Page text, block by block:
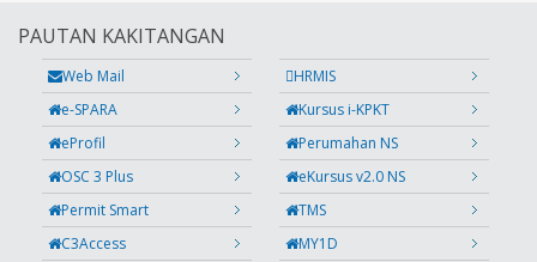
PAUTAN KAKITANGAN
Web Mail
HRMIS
e-SPARA
Kursus i-KPKT
eProfil
Perumahan NS
OSC 3 Plus
eKursus v2.0 NS
Permit Smart
TMS
C3Access
MY1D